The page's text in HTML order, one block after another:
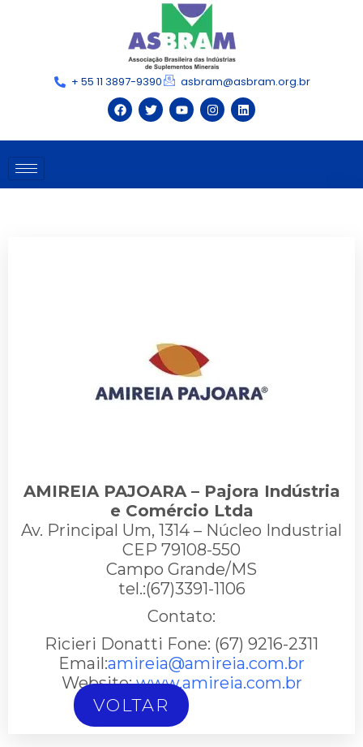
+ 55 11 3897-9390 asbram@asbram.org.br
AMIREIA PAJOARA – Pajora Indústria
e Comércio Ltda
Av. Principal Um, 1314 – Núcleo Industrial
CEP 79108-550
Campo Grande/MS
tel.:(67)3391-1106
Contato:
Ricieri Donatti Fone: (67) 9216-2311
Email:amireia@amireia.com.br
Website:www.amireia.com.br
VOLTAR